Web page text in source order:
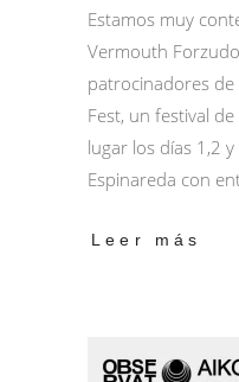
Estamos muy
Vermouth
patrocinadores de
Fest, un festival de
lugar los días 1,2
Espinareda con
Leer más